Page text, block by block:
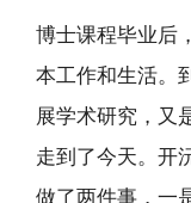
博士课程毕业后
本工作和生活。
展学术研究，又
走到了今天。开
做了两件事，一